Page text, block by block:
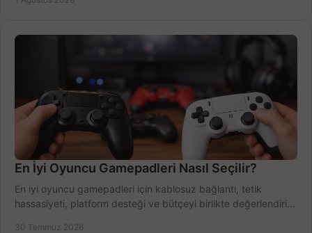
En İyi Oyuncu Gamepadleri Nasıl Seçilir?
En iyi oyuncu gamepadleri için kablosuz bağlantı, tetik
hassasiyeti, platform desteği ve bütçeyi birlikte değerlendirin;
30 Temmuz 2026